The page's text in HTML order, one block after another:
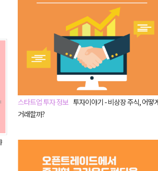
스타트업 투자 정보 투자이야기 - 비상장 주식, 어떻
거래할까?